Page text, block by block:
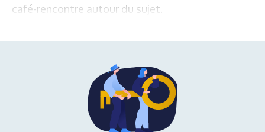
café-rencontre autour du sujet.